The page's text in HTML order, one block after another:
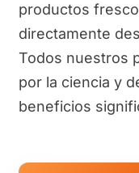
productos
directamente
Todos nuestros
por la ciencia y
beneficios